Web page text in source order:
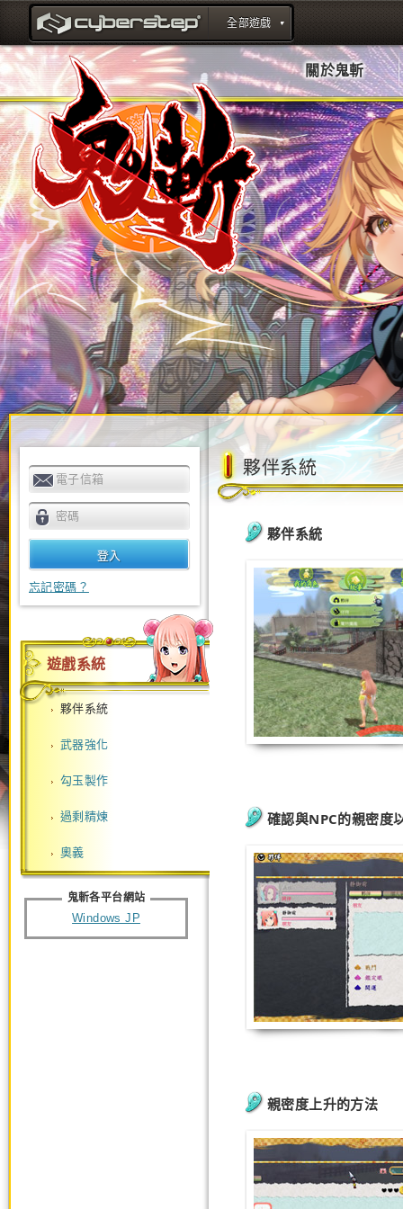
title : CyberStep官方網站
全部遊戲
關於鬼斬
電子信箱
密碼
忘記密碼？
遊戲系統
夥伴系統
武器強化
勾玉製作
過剩精煉
奧義
鬼斬各平台網站
Windows JP
夥伴系統
夥伴系統
確認與NPC的親密度
親密度上升的方法